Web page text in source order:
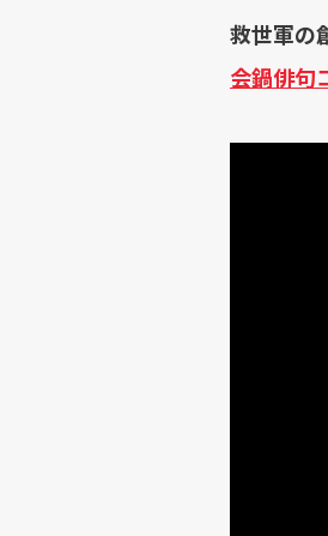
救世軍の
会鍋俳句